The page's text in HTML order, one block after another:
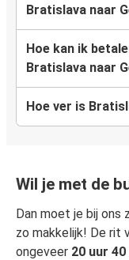
Bratislava naar
Hoe kan ik
Bratislava naar
Hoe ver is
Wil je met de
Dan moet je bij ons
zo makkelijk! De rit
ongeveer 20 uur